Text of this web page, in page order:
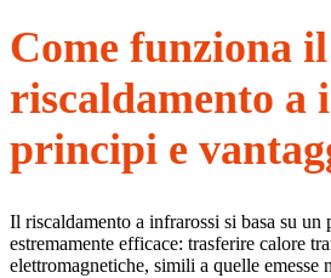
Come funziona il
riscaldamento a
principi e
Il riscaldamento a infrarossi si basa su un
estremamente efficace: trasferire calore
elettromagnetiche, simili a quelle emesse